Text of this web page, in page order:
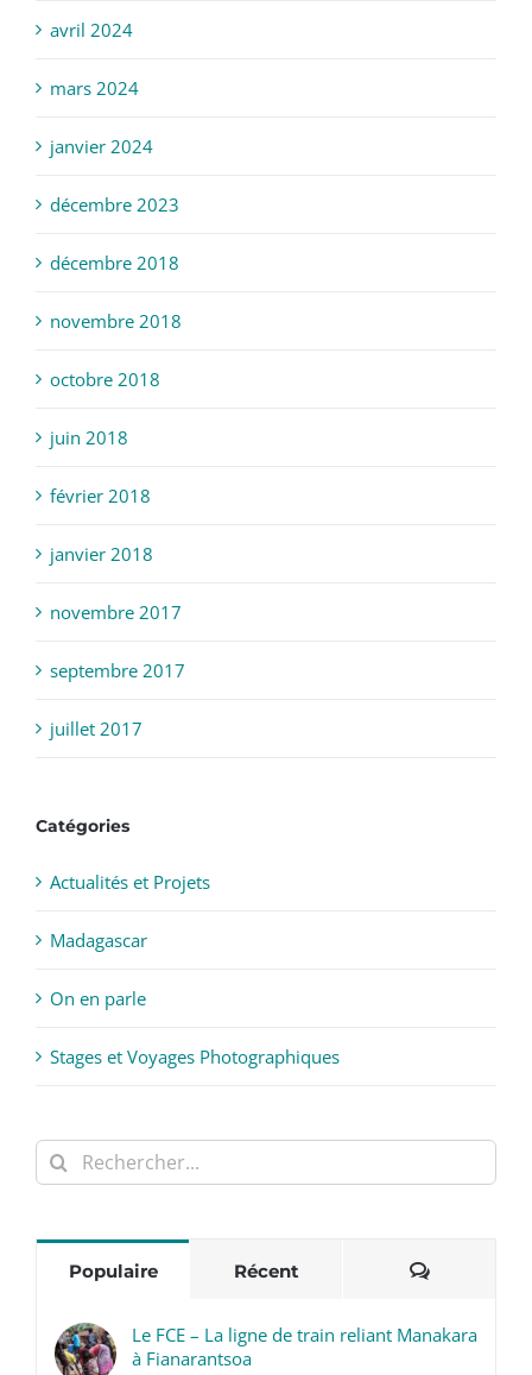
avril 2024
mars 2024
janvier 2024
décembre 2023
décembre 2018
novembre 2018
octobre 2018
juin 2018
février 2018
janvier 2018
novembre 2017
septembre 2017
juillet 2017
Catégories
Actualités et Projets
Madagascar
On en parle
Stages et Voyages Photographiques
Rechercher:
Populaire Récent
Le FCE – La ligne de train reliant Manakara
à Fianarantsoa